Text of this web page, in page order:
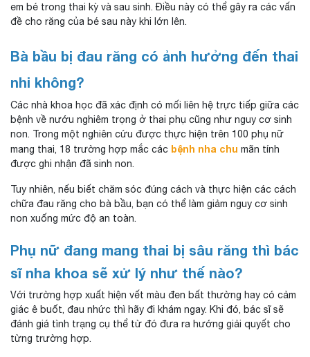
em bé trong thai kỳ và sau sinh. Điều này có thể gây ra các vấn
đề cho răng của bé sau này khi lớn lên.
Bà bầu bị đau răng có ảnh hưởng đến thai
nhi không?
Các nhà khoa học đã xác định có mối liên hệ trực tiếp giữa các
bệnh về nướu nghiêm trọng ở thai phụ cũng như nguy cơ sinh
non. Trong một nghiên cứu được thực hiện trên 100 phụ nữ
mang thai, 18 trường hợp mắc các bệnh nha chu mãn tính
được ghi nhận đã sinh non.
Tuy nhiên, nếu biết chăm sóc đúng cách và thực hiện các cách
chữa đau răng cho bà bầu, bạn có thể làm giảm nguy cơ sinh
non xuống mức độ an toàn.
Phụ nữ đang mang thai bị sâu răng thì bác
sĩ nha khoa sẽ xử lý như thế nào?
Với trường hợp xuất hiện vết màu đen bất thường hay có cảm
giác ê buốt, đau nhức thì hãy đi khám ngay. Khi đó, bác sĩ sẽ
đánh giá tình trạng cụ thể từ đó đưa ra hướng giải quyết cho
từng trường hợp.